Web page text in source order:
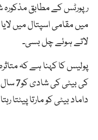
رپورٹس کے مطابق
میں مقامی اسپتال میں
لاتے ہوئے چل بسی۔
پولیس کا کہنا ہے کہ
کی
داماد بیٹی کو مارتا پیٹتا